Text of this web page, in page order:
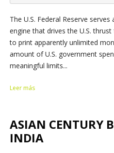
The U.S. Federal Reserve
engine that drives the U.S. thrust
to print apparently unlimited
amount of U.S. government
meaningful limits...
Leer más
ASIAN CENTURY
INDIA